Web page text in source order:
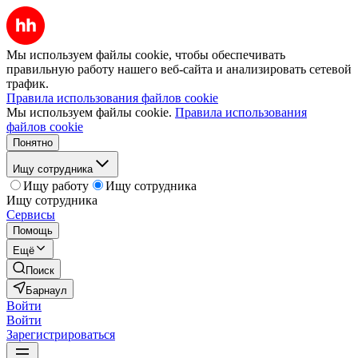
Мы используем файлы cookie, чтобы обеспечивать
правильную работу нашего веб-сайта и анализировать сетевой
трафик.
Правила использования файлов cookie
Мы используем файлы cookie. Правила использования
файлов cookie
Понятно
Ищу сотрудника
Ищу работу
Ищу сотрудника
Ищу сотрудника
Сервисы
Помощь
Ещё
Поиск
Барнаул
Войти
Войти
Зарегистрироваться